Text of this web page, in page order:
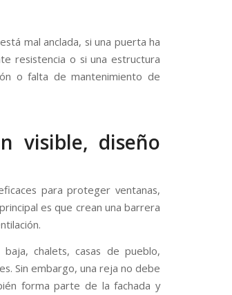
mal anclada, si una puerta ha
resistencia o si una estructura
o falta de mantenimiento de
visible, diseño
para proteger ventanas,
es que crean una barrera
chalets, casas de pueblo,
Sin embargo, una reja no debe
forma parte de la fachada y